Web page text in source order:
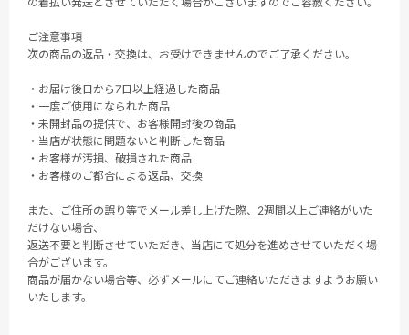
ご注意事項
次の商品の返品・交換は、お受けできませんのでご了承ください。
・お届け後日から7日以上経過した商品
・一度ご使用になられた商品
・未開封品の提供で、お客様開封後の商品
・当店が状態に問題ないと判断した商品
・お客様が汚損、破損された商品
・お客様のご都合による返品、交換
また、ご住所の誤り等でメール差し上げた際、2週間以上ご連絡がいた
だけない場合、
返送不要と判断させていただき、当店にて処分を進めさせていただく場
合がございます。
商品が届かない場合等、必ずメールにてご連絡いただきますようお願い
いたします。